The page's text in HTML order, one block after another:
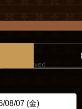
Reserved.